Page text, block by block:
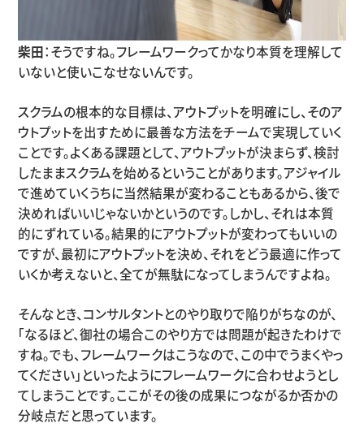
柴田：そうですね。フレームワークってかなり本質を理解して
いないと使いこなせないんです。
スクラムの根本的な目標は、アウトプットを明確にし、そのア
ウトプットを出すために最善な方法をチームで実現していく
ことです。よくある課題として、アウトプットが決まらず、検討
したままスクラムを始めるということがあります。アジャイル
で進めていくうちに当然結果が変わることもあるから、後で
決めればいいじゃないかというのです。しかし、それは本質
的にずれている。結果的にアウトプットが変わってもいいの
ですが、最初にアウトプットを決め、それをどう最適に作って
いくか考えないと、全てが無駄になってしまうんですよね。
そんなとき、コンサルタントとのやり取りで陥りがちなのが、
「なるほど、御社の場合このやり方では問題が起きたわけで
すね。でも、フレームワークはこうなので、この中でうまくやっ
てください」といったようにフレームワークに合わせようとし
てしまうことです。ここがその後の成果につながるか否かの
分岐点だと思っています。